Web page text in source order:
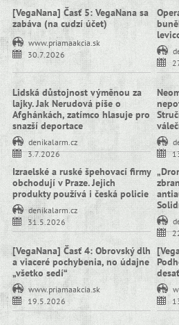
[VegaNana] Časť 5: VegaNana sa
zabáva (na cudzí účet)
www.priamaakcia.sk
30.7.2026
Lidská důstojnost výměnou za
lajky. Jak Nerudová píše o
Afghánkách, zatímco hlasuje pro
snazší deportace
denikalarm.cz
3.7.2026
Izraelské a ruské špehovací firmy
obchodují v Praze. Jejich
produkty používá i česká policie
denikalarm.cz
31.5.2026
[VegaNana] Časť 4: Obrovský dlh
a viaceré pochybenia, no údajne
„všetko sedí“
www.priamaakcia.sk
19.5.2026